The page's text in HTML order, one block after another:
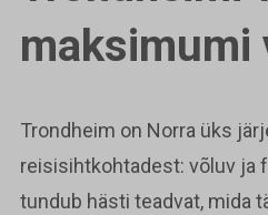
maksimumi
Trondheim on Norra üks
reisisihtkohtadest: võluv ja
tundub hästi teadvat, mida